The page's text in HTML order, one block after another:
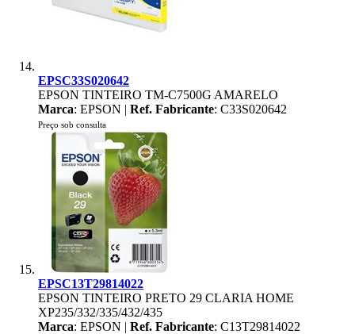
EPSC33S020642
EPSON TINTEIRO TM-C7500G AMARELO
Marca: EPSON | Ref. Fabricante: C33S020642
Preço sob consulta
EPSC13T29814022
EPSON TINTEIRO PRETO 29 CLARIA HOME
XP235/332/335/432/435
Marca: EPSON | Ref. Fabricante: C13T29814022